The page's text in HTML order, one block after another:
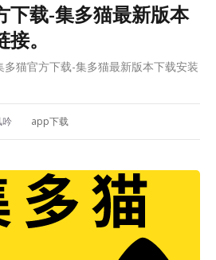
下载-集多猫最新版本
。
多猫官方下载-集多猫最新版本下载安装
吟 app下载